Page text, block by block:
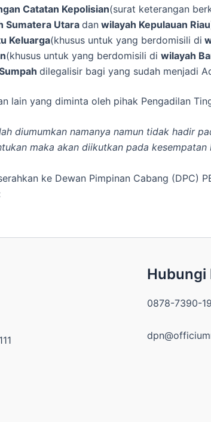
Catatan Kepolisian(surat keterangan
Sumatera Utaradan wilayah Kepulauan Riau
Keluarga(khusus untuk yang berdomisili di
(khusus untuk yang berdomisili di wilayah
dilegalisir bagi yang sudah menjadi
lain yang diminta oleh pihak Pengadilan
diumumkan namanya namun tidak hadir
maka akan diikutkan pada
ke Dewan Pimpinan Cabang (DPC)
Hubungi
0878-7390-